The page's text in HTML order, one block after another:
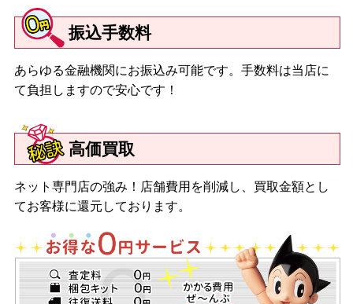
振込手数料
あらゆる金融機関にお振込み可能です。手数料は当店に
て負担しますので安心です！
高価買取
ネット専門店の強み！店舗費用を削減し、買取金額とし
てお客様に還元しております。